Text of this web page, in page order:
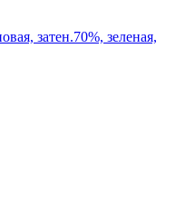
затен.70%, зеленая,